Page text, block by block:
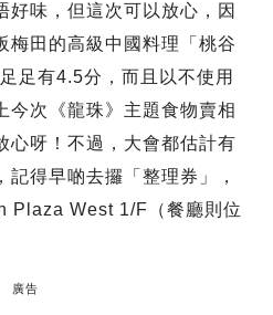
好味，但這次可以放心，因
梅田的高級中國料理「桃谷
足有4.5分，而且以不使用
今次《龍珠》主題食物賣相
心呀！不過，大會都估計有
得早啲去攞「整理券」，
Plaza West 1/F（餐廳則位
廣告